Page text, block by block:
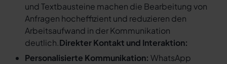
und Textbausteine machen die Bearbeitung von
Anfragen hocheffizient und reduzieren den
Arbeitsaufwand in der Kommunikation
deutlich.Direkter Kontakt und Interaktion:
Personalisierte Kommunikation: WhatsApp